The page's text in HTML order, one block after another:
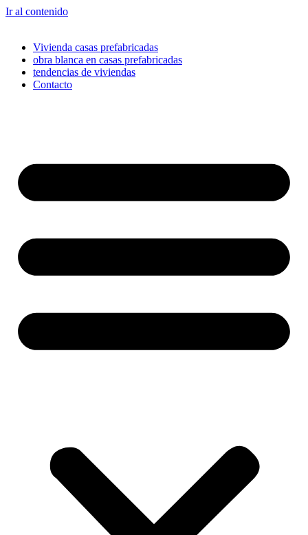
Ir al contenido
Vivienda casas prefabricadas
obra blanca en casas prefabricadas
tendencias de viviendas
Contacto